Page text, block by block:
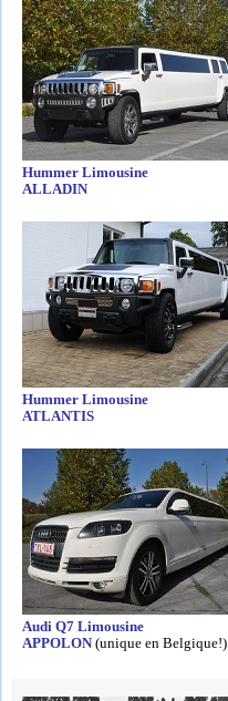
Hummer Limousine
ALLADIN
Hummer Limousine
ATLANTIS
Audi Q7 Limousine
APPOLON (unique en Belgique!)